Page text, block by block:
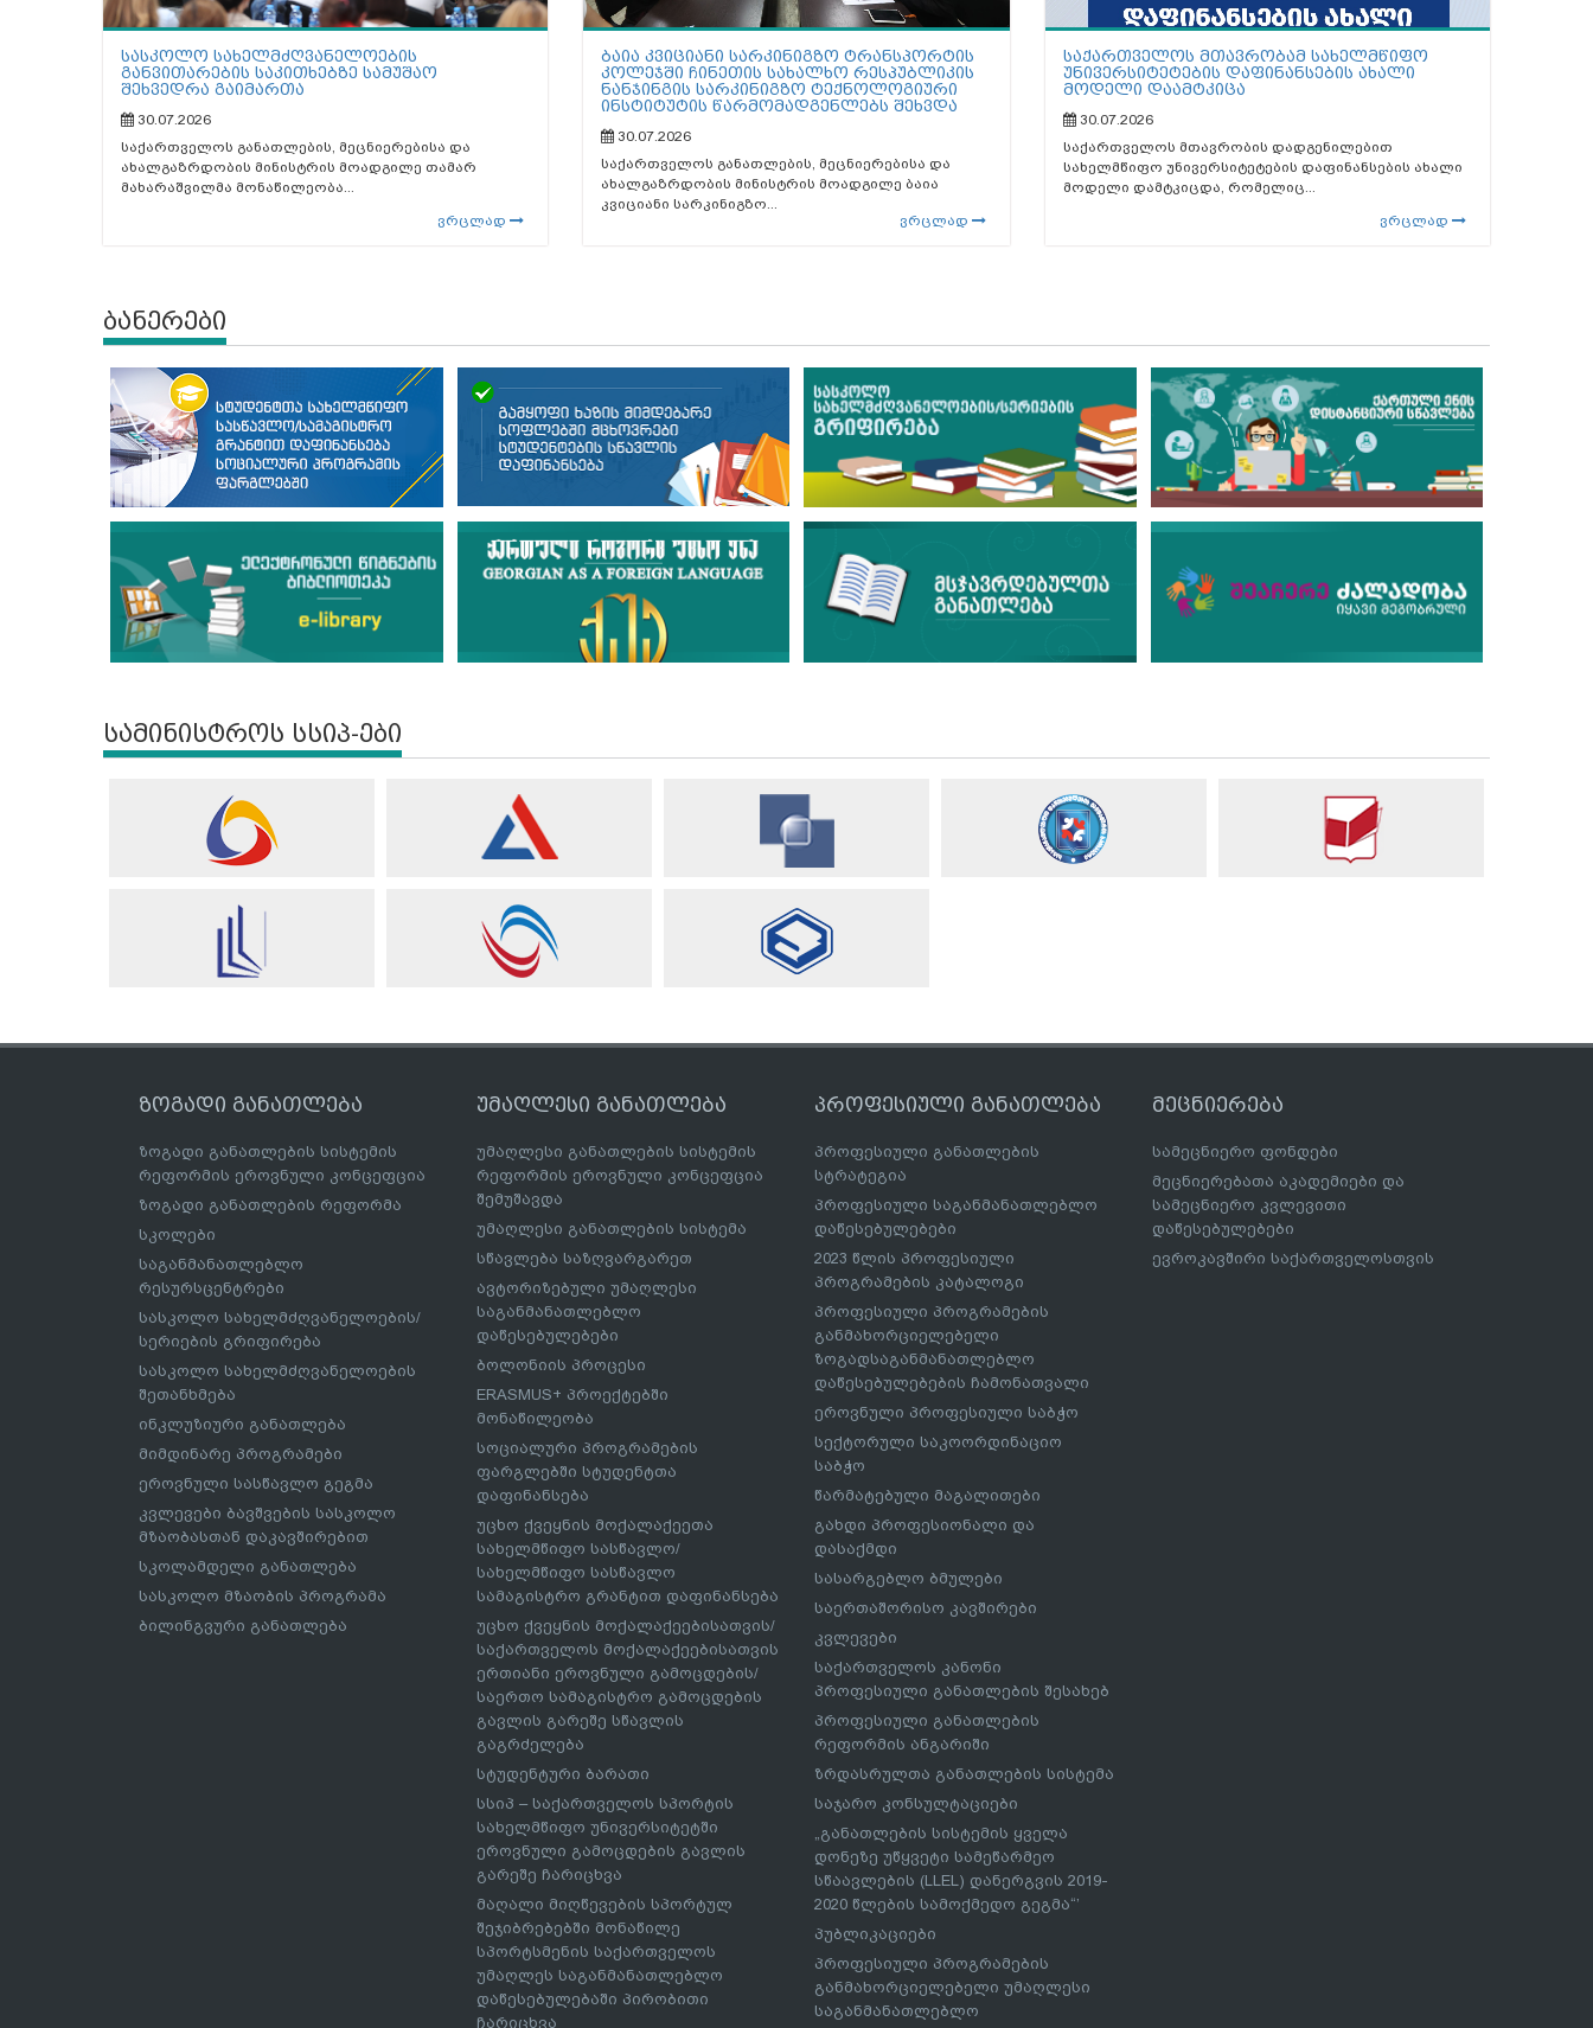
სასკოლო სახელმძღვანელოების
განვითარების საკითხებზე სამუშაო
შეხვედრა გაიმართა
30.07.2026
საქართველოს განათლების, მეცნიერებისა და
ახალგაზრდობის მინისტრის მოადგილე თამარ
მახარაშვილმა მონაწილეობა...
ვრცლად
ბაია კვიციანი სარკინიგზო ტრანსპორტის
კოლეჯში ჩინეთის სახალხო რესპუბლიკის
ნანჯინგის სარკინიგზო ტექნოლოგიური
ინსტიტუტის წარმომადგენლებს შეხვდა
30.07.2026
საქართველოს განათლების, მეცნიერებისა და
ახალგაზრდობის მინისტრის მოადგილე ბაია
კვიციანი სარკინიგზო...
ვრცლად
საქართველოს მთავრობამ სახელმწიფო
უნივერსიტეტების დაფინანსების ახალი
მოდელი დაამტკიცა
30.07.2026
საქართველოს მთავრობის დადგენილებით
სახელმწიფო უნივერსიტეტების დაფინანსების ახალი
მოდელი დამტკიცდა, რომელიც...
ვრცლად
ბანერები
სამინისტროს სსიპ-ები
ზოგადი განათლება
ზოგადი განათლების სისტემის
რეფორმის ეროვნული კონცეფცია
ზოგადი განათლების რეფორმა
სკოლები
საგანმანათლებლო
რესურსცენტრები
სასკოლო სახელმძღვანელოების/
სერიების გრიფირება
სასკოლო სახელმძღვანელოების
შეთანხმება
ინკლუზიური განათლება
მიმდინარე პროგრამები
ეროვნული სასწავლო გეგმა
კვლევები ბავშვების სასკოლო
მზაობასთან დაკავშირებით
სკოლამდელი განათლება
სასკოლო მზაობის პროგრამა
ბილინგვური განათლება
უმაღლესი განათლება
უმაღლესი განათლების სისტემის
რეფორმის ეროვნული კონცეფცია
შემუშავდა
უმაღლესი განათლების სისტემა
სწავლება საზღვარგარეთ
ავტორიზებული უმაღლესი
საგანმანათლებლო
დაწესებულებები
ბოლონიის პროცესი
ERASMUS+ პროექტებში
მონაწილეობა
სოციალური პროგრამების
ფარგლებში სტუდენტთა
დაფინანსება
უცხო ქვეყნის მოქალაქეეთა
სახელმწიფო სასწავლო/
სახელმწიფო სასწავლო
სამაგისტრო გრანტით დაფინანსება
უცხო ქვეყნის მოქალაქეებისათვის/
საქართველოს მოქალაქეებისათვის
ერთიანი ეროვნული გამოცდების/
საერთო სამაგისტრო გამოცდების
გავლის გარეშე სწავლის
გაგრძელება
სტუდენტური ბარათი
სსიპ – საქართველოს სპორტის
სახელმწიფო უნივერსიტეტში
ეროვნული გამოცდების გავლის
გარეშე ჩარიცხვა
მაღალი მიღწევების სპორტულ
შეჯიბრებებში მონაწილე
სპორტსმენის საქართველოს
უმაღლეს საგანმანათლებლო
დაწესებულებაში პირობითი
ჩარიცხვა
პროფესიული განათლება
პროფესიული განათლების
სტრატეგია
პროფესიული საგანმანათლებლო
დაწესებულებები
2023 წლის პროფესიული
პროგრამების კატალოგი
პროფესიული პროგრამების
განმახორციელებელი
ზოგადსაგანმანათლებლო
დაწესებულებების ჩამონათვალი
ეროვნული პროფესიული საბჭო
სექტორული საკოორდინაციო
საბჭო
წარმატებული მაგალითები
გახდი პროფესიონალი და
დასაქმდი
სასარგებლო ბმულები
საერთაშორისო კავშირები
კვლევები
საქართველოს კანონი
პროფესიული განათლების შესახებ
პროფესიული განათლების
რეფორმის ანგარიში
ზრდასრულთა განათლების სისტემა
საჯარო კონსულტაციები
„განათლების სისტემის ყველა
დონეზე უწყვეტი სამეწარმეო
სწაავლების (LLEL) დანერგვის 2019-
2020 წლების სამოქმედო გეგმა“’
პუბლიკაციები
პროფესიული პროგრამების
განმახორციელებელი უმაღლესი
საგანმანათლებლო
მეცნიერება
სამეცნიერო ფონდები
მეცნიერებათა აკადემიები და
სამეცნიერო კვლევითი
დაწესებულებები
ევროკავშირი საქართველოსთვის